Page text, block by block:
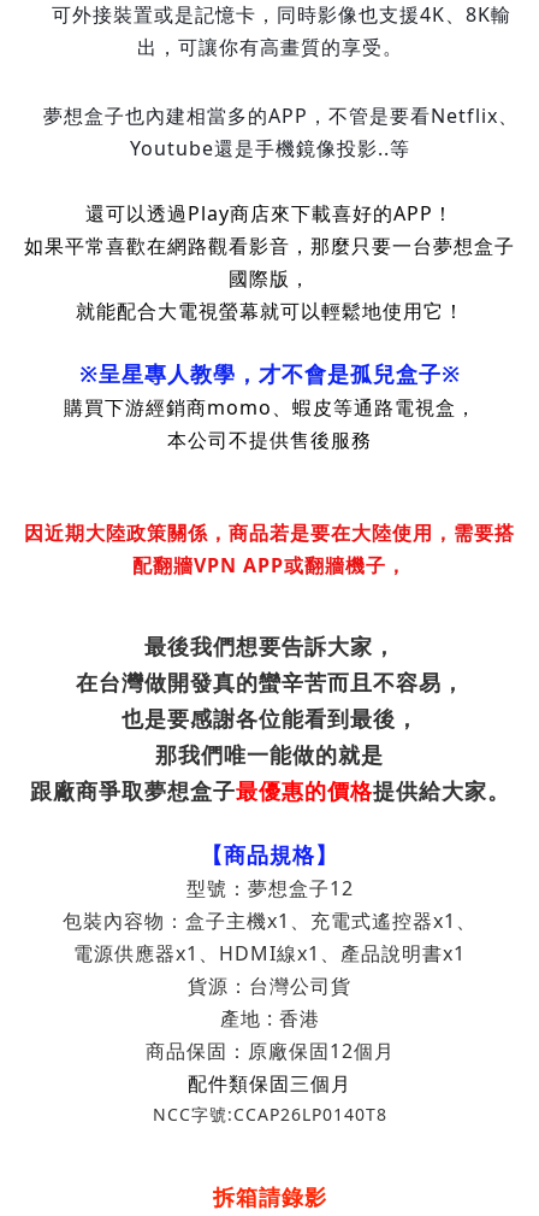
可外接裝置或是記憶卡，同時影像也支援4K、8K輸
出， 可讓你有高畫質的享受。
夢想盒子也內建相當多的APP，不管是要看Netflix、
Youtube還是手機鏡像投影..等
還可以透過Play商店來下載喜好的APP！
如果平常喜歡在網路觀看影音，那麼只要一台夢想盒子
國際版，
就能配合大電視螢幕就可以輕鬆地使用它！
※呈星專人教學，才不會是孤兒盒子※
購買下游經銷商momo、蝦皮等通路電視盒，
本公司不提供售後服務
因近期大陸政策關係，商品若是要在大陸使用，需要搭
配翻牆VPN APP或翻牆機子，
最後我們想要告訴大家，
在台灣做開發真的蠻辛苦而且不容易，
也是要感謝各位能看到最後，
那我們唯一能做的就是
跟廠商爭取夢想盒子最優惠的價格提供給大家。
【商品規格】
型號：夢想盒子12
包裝內容物：盒子主機x1、充電式遙控器x1、
電源供應器x1、HDMI線x1、產品說明書x1
貨源：台灣公司貨
產地 : 香港
商品保固：原廠保固12個月
配件類保固三個月
NCC字號:CCAP26LP0140T8
拆箱請錄影